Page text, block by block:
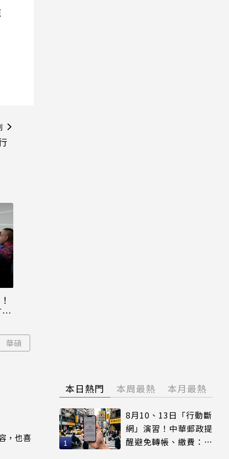
華碩
，也喜
本日熱門 本周最熱 本月最熱
8月10、13日「行動斷
網」演習！中華郵政提
醒避免轉帳、繳費：務